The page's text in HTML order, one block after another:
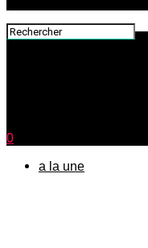
0
a la une